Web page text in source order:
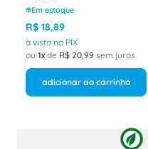
115Cmpvcast103Cl5B1Frpt
Belden
Em estoque
R$ 18,89
à vista no PIX
ou 1 de R$ 20,99 sem juros
adicionar ao carrinho